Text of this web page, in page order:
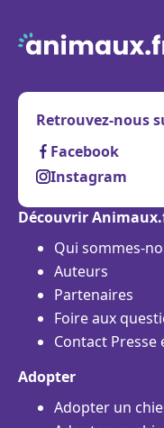
Retrouvez-nous
Facebook
Instagram
Découvrir
Qui sommes-
Auteurs
Partenaires
Foire aux
Contact Presse
Adopter
Adopter un